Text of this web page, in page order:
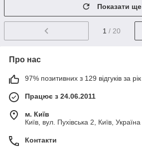
Показати ще
1 / 20
Про нас
97% позитивних з 129 відгуків за рік
Працює з 24.06.2011
м. Київ
Київ, вул. Пухівська 2, Київ, Україна
Контакти